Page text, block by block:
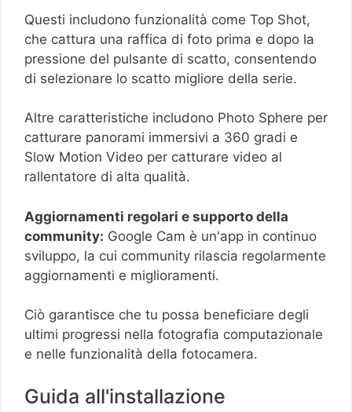
Questi includono funzionalità come Top Shot,
che cattura una raffica di foto prima e dopo la
pressione del pulsante di scatto, consentendo
di selezionare lo scatto migliore della serie.
Altre caratteristiche includono Photo Sphere per
catturare panorami immersivi a 360 gradi e
Slow Motion Video per catturare video al
rallentatore di alta qualità.
Aggiornamenti regolari e supporto della
community: Google Cam è un'app in continuo
sviluppo, la cui community rilascia regolarmente
aggiornamenti e miglioramenti.
Ciò garantisce che tu possa beneficiare degli
ultimi progressi nella fotografia computazionale
e nelle funzionalità della fotocamera.
Guida all'installazione